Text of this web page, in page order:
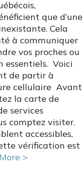
que d’une
Cela
à communiquer
vos proches ou
essentiels. Voici
de partir à
cellulaire Avant
la carte de
services
comptez visiter.
accessibles,
vérification est
>